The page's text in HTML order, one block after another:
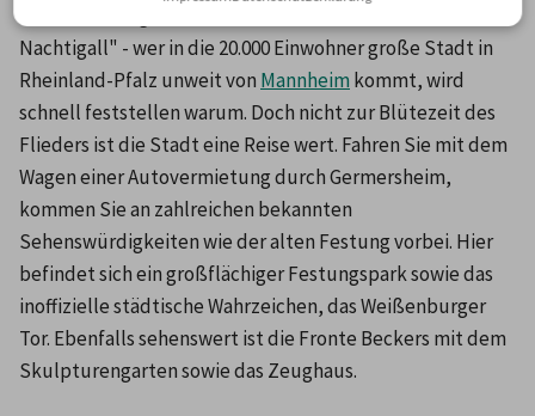
Nachtigall" - wer in die 20.000 Einwohner große Stadt in
Rheinland-Pfalz unweit von Mannheim kommt, wird
schnell feststellen warum. Doch nicht zur Blütezeit des
Flieders ist die Stadt eine Reise wert. Fahren Sie mit dem
Wagen einer Autovermietung durch Germersheim,
kommen Sie an zahlreichen bekannten
Sehenswürdigkeiten wie der alten Festung vorbei. Hier
befindet sich ein großflächiger Festungspark sowie das
inoffizielle städtische Wahrzeichen, das Weißenburger
Tor. Ebenfalls sehenswert ist die Fronte Beckers mit dem
Skulpturengarten sowie das Zeughaus.